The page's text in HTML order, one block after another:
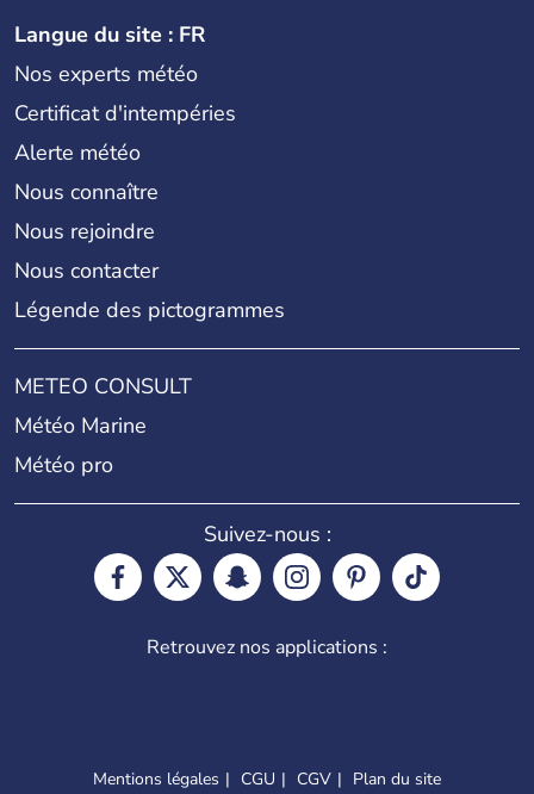
Langue du site : FR
Nos experts météo
Certificat d'intempéries
Alerte météo
Nous connaître
Nous rejoindre
Nous contacter
Légende des pictogrammes
METEO CONSULT
Météo Marine
Météo pro
Suivez-nous :
Retrouvez nos applications :
Mentions légales CGU CGV Plan du site